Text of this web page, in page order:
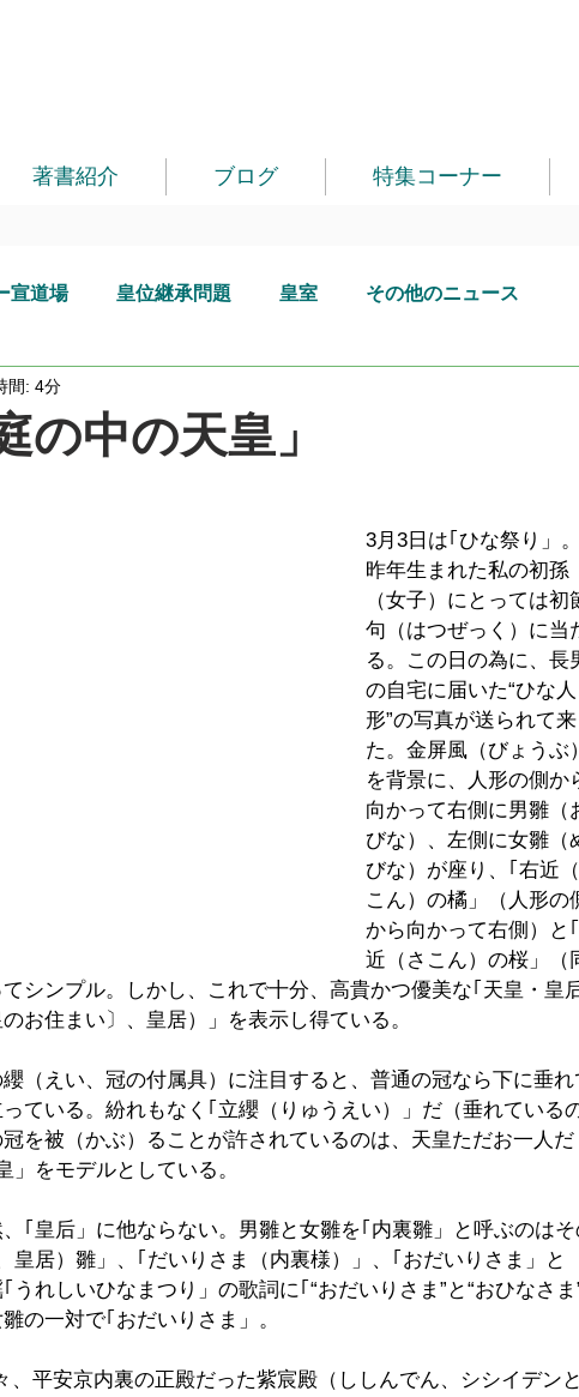
著書紹介 ブログ 特集コーナー
宣道場 皇位継承問題 皇室 その他のニュース
の中の天皇」
間: 4分
3月3日は｢ひな祭り」。
昨年生まれた私の初孫
（女子）にとっては初
句（はつぜっく）に当
る。この日の為に、長
の自宅に届いた“ひな人
形”の写真が送られて来
た。金屏風（びょうぶ）
を背景に、人形の側か
向かって右側に男雛（
びな）、左側に女雛（
びな）が座り、｢右近
こん）の橘」（人形の
から向かって右側）と
近（さこん）の桜」（
シンプル。しかし、これで十分、高貴かつ優美な｢天皇・皇
お住まい〕、皇居）」を表示し得ている。
（えい、冠の付属具）に注目すると、普通の冠なら下に垂れ
ている。紛れもなく｢立纓（りゅうえい）」だ（垂れている
を被（かぶ）ることが許されているのは、天皇ただお一人だ
をモデルとしている。
｢皇后」に他ならない。男雛と女雛を｢内裏雛」と呼ぶのは
皇居）雛」、｢だいりさま（内裏様）」、｢おだいりさま」と
れしいひなまつり」の歌詞に｢“おだいりさま”と“おひなさま”
の一対で｢おだいりさま」。
、平安京内裏の正殿だった紫宸殿（ししんでん、シシイデンと